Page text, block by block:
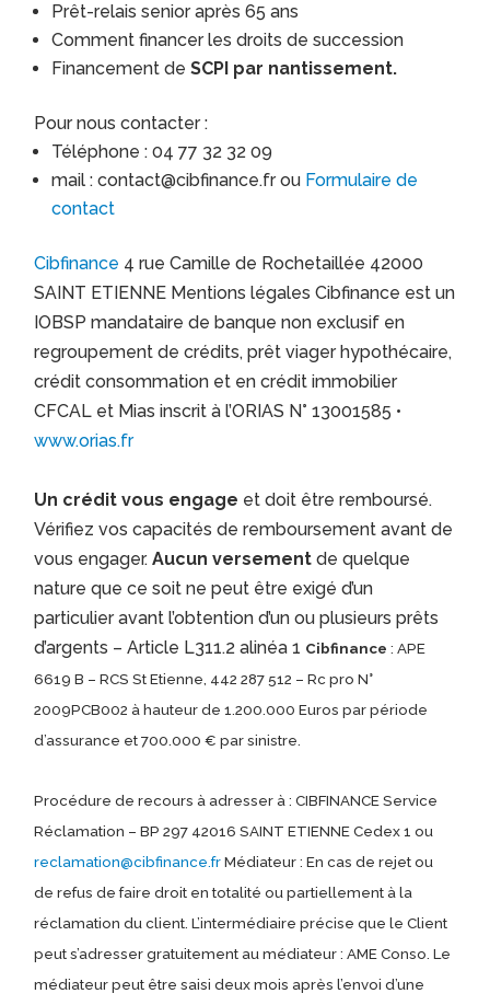
Prêt-relais senior après 65 ans
Comment financer les droits de succession
Financement deSCPI par nantissement.
Pour nous contacter :
Téléphone : 04 77 32 32 09
mail : contact@cibfinance.fr ou Formulaire de
contact
Cibfinance 4 rue Camille de Rochetaillée 42000
SAINT ETIENNE Mentions légales Cibfinance est un
IOBSP mandataire de banque non exclusif en
regroupement de crédits, prêt viager hypothécaire,
crédit consommation et en crédit immobilier
CFCAL et Mias inscrit à l’ORIAS N° 13001585 •
www.orias.fr
Un crédit vous engage et doit être remboursé.
Vérifiez vos capacités de remboursement avant de
vous engager.Aucun versement de quelque
nature que ce soit ne peut être exigé d’un
particulier avant l’obtention d’un ou plusieurs prêts
d’argents – Article L311.2 alinéa 1 Cibfinance: APE
6619 B – RCS St Etienne, 442 287 512 – Rc pro N°
2009PCB002 à hauteur de 1.200.000 Euros par période
d’assurance et 700.000 € par sinistre.
Procédure de recours à adresser à : CIBFINANCE Service
Réclamation – BP 297 42016 SAINT ETIENNE Cedex 1 ou
reclamation@cibfinance.frMédiateur : En cas de rejet ou
de refus de faire droit en totalité ou partiellement à la
réclamation du client. L’intermédiaire précise que le Client
peut s’adresser gratuitement au médiateur : AME Conso. Le
médiateur peut être saisi deux mois après l’envoi d’une